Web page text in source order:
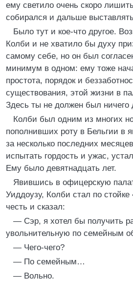
ему светило очень скоро
собирался и дальше
Было тут и кое-что другое.
Колби и не хватило бы духу
самому себе, но он был
минимум в одном: ему тоже
простота, порядок и
существования, этой жизни в
Здесь ты не должен был ничего
Колби был одним из многих
пополнивших роту в Бельгии в
за несколько последних
испытать гордость и ужас,
Ему было девятнадцать лет.
Явившись в офицерскую
Уиддоузу, Колби стал по
честь и сказал:
— Сэр, я хотел бы получить
увольнительную по семейным
— Чего-чего?
— По семейным…
— Вольно.